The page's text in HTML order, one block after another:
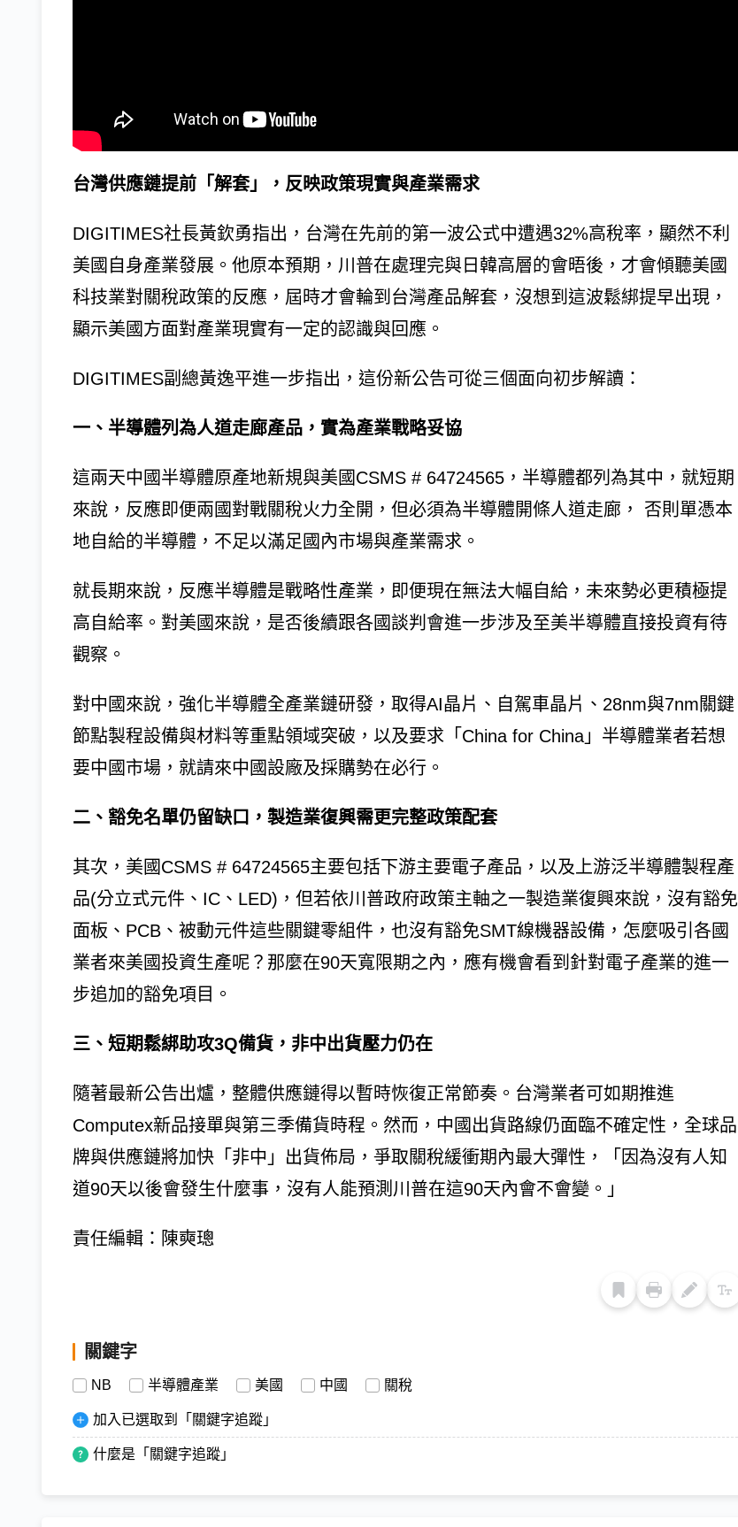
台灣供應鏈提前「解套」，反映政策現實與產業需求
DIGITIMES社長黃欽勇指出，台灣在先前的第一波公式中遭遇32%高稅率，顯然不利
美國自身產業發展。他原本預期，川普在處理完與日韓高層的會晤後，才會傾聽美國
科技業對關稅政策的反應，屆時才會輪到台灣產品解套，沒想到這波鬆綁提早出現，
顯示美國方面對產業現實有一定的認識與回應。
DIGITIMES副總黃逸平進一步指出，這份新公告可從三個面向初步解讀：
一、半導體列為人道走廊產品，實為產業戰略妥協
這兩天中國半導體原產地新規與美國CSMS # 64724565，半導體都列為其中，就短期
來說，反應即便兩國對戰關稅火力全開，但必須為半導體開條人道走廊， 否則單憑本
地自給的半導體，不足以滿足國內市場與產業需求。
就長期來說，反應半導體是戰略性產業，即便現在無法大幅自給，未來勢必更積極提
高自給率。對美國來說，是否後續跟各國談判會進一步涉及至美半導體直接投資有待
觀察。
對中國來說，強化半導體全產業鏈研發，取得AI晶片、自駕車晶片、28nm與7nm關鍵
節點製程設備與材料等重點領域突破，以及要求「China for China」半導體業者若想
要中國市場，就請來中國設廠及採購勢在必行。
二、豁免名單仍留缺口，製造業復興需更完整政策配套
其次，美國CSMS # 64724565主要包括下游主要電子產品，以及上游泛半導體製程產
品(分立式元件、IC、LED)，但若依川普政府政策主軸之一製造業復興來說，沒有豁免
面板、PCB、被動元件這些關鍵零組件，也沒有豁免SMT線機器設備，怎麼吸引各國
業者來美國投資生產呢？那麼在90天寬限期之內，應有機會看到針對電子產業的進一
步追加的豁免項目。
三、短期鬆綁助攻3Q備貨，非中出貨壓力仍在
隨著最新公告出爐，整體供應鏈得以暫時恢復正常節奏。台灣業者可如期推進
Computex新品接單與第三季備貨時程。然而，中國出貨路線仍面臨不確定性，全球品
牌與供應鏈將加快「非中」出貨佈局，爭取關稅緩衝期內最大彈性，「因為沒有人知
道90天以後會發生什麼事，沒有人能預測川普在這90天內會不會變。」
責任編輯：陳奭璁
關鍵字
NB 半導體產業 美國 中國 關稅
加入已選取到「關鍵字追蹤」
什麼是「關鍵字追蹤」